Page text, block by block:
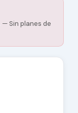
— Sin planes de